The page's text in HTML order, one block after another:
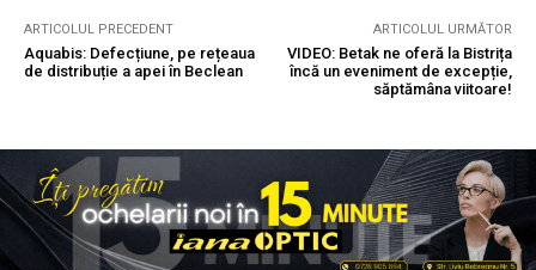
ARTICOLUL PRECEDENT
Aquabis: Defecțiune, pe rețeaua
de distribuție a apei în Beclean
ARTICOLUL URMĂTOR
VIDEO: Betak ne oferă la Bistrița
încă un eveniment de excepție,
săptămâna viitoare!